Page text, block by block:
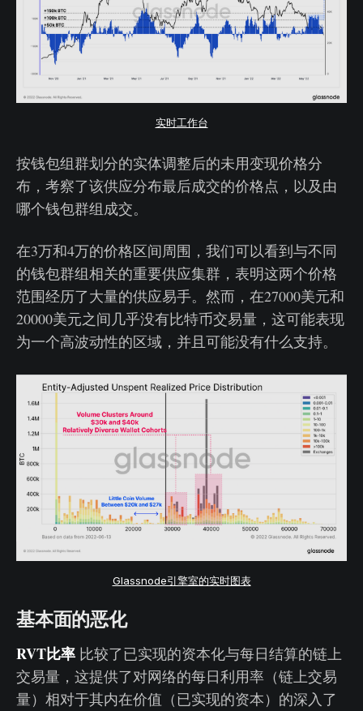
实时工作台
按钱包组群划分的实体调整后的未用变现价格分
布，考察了该供应分布最后成交的价格点，以及由
哪个钱包群组成交。
在3万和4万的价格区间周围，我们可以看到与不同
的钱包群组相关的重要供应集群，表明这两个价格
范围经历了大量的供应易手。然而，在27000美元和
20000美元之间几乎没有比特币交易量，这可能表现
为一个高波动性的区域，并且可能没有什么支持。
Glassnode引擎室的实时图表
基本面的恶化
RVT比率 比较了已实现的资本化与每日结算的链上
交易量，这提供了对网络的每日利用率（链上交易
量）相对于其内在价值（已实现的资本）的深入了